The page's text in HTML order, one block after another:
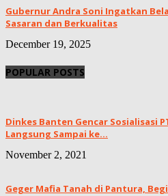
Gubernur Andra Soni Ingatkan
Sasaran dan Berkualitas
December 19, 2025
POPULAR POSTS
Dinkes Banten Gencar Sosialisasi
Langsung Sampai ke...
November 2, 2021
Geger Mafia Tanah di Pantura,